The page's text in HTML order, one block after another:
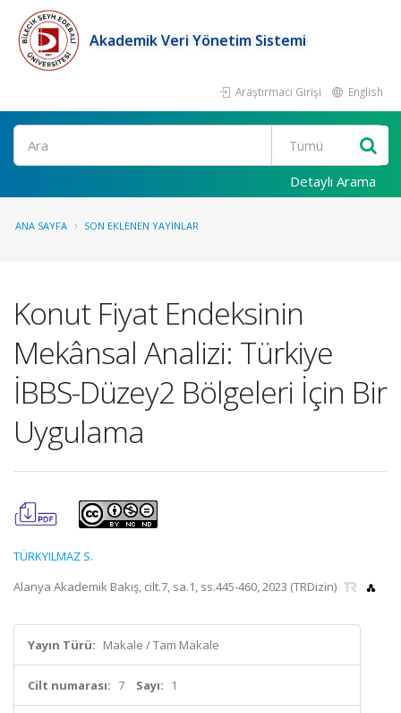
Akademik Veri Yönetim Sistemi
Araştırmacı Girişi English
Ara
Detaylı Arama
ANA SAYFA SON EKLENEN YAYINLAR
Konut Fiyat Endeksinin
Mekânsal Analizi: Türkiye
İBBS-Düzey2 Bölgeleri İçin Bir
Uygulama
TÜRKYILMAZ S.
Alanya Akademik Bakış, cilt.7, sa.1, ss.445-460, 2023 (TRDizin)
Yayın Türü: Makale / Tam Makale
Cilt numarası: 7 Sayı: 1